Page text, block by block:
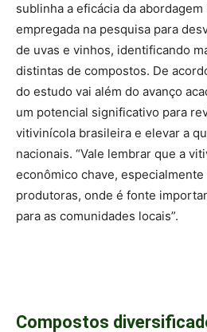
sublinha a eficácia da
empregada na pesquisa para
de uvas e vinhos, identificando
distintas de compostos. De
do estudo vai além do avanço
um potencial significativo para
vitivinícola brasileira e elevar a
nacionais. “Vale lembrar que a
econômico chave,
produtoras, onde é fonte
para as comunidades locais”.
Compostos